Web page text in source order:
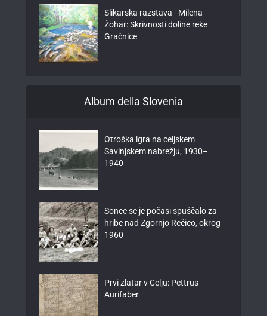
Slikarska razstava - Milena
Žohar: Skrivnosti doline reke
Gračnice
Album della Slovenia
Otroška igra na celjskem
Savinjskem nabrežju, 1930–
1940
Sonce se je počasi spuščalo za
hribe nad Zgornjo Rečico, okrog
1960
Prvi zlatar v Celju: Pettrus
Aurifaber